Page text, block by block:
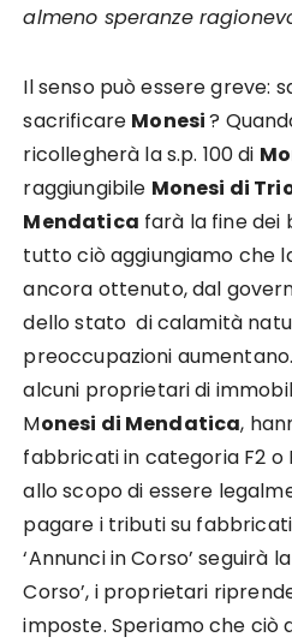
almeno speranze
Il senso può essere greve:
sacrificare Monesi?
ricollegherà la s.p. 100 di
raggiungibile Monesi di
Mendatica farà la fine dei
tutto ciò aggiungiamo che
ancora ottenuto, dal
dello stato di calamità
preoccupazioni
alcuni proprietari di
Monesi di Mendatica,
fabbricati in categoria F2
allo scopo di essere
pagare i tributi su
‘Annunci in Corso’ seguirà
Corso’, i proprietari
imposte. Speriamo che ciò